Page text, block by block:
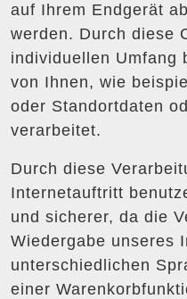
auf Ihrem Endgerät
werden. Durch diese
individuellen Umfang
von Ihnen, wie
oder Standortdaten
verarbeitet.
Durch diese
Internetauftritt
und sicherer, da die
Wiedergabe unseres
unterschiedlichen
einer